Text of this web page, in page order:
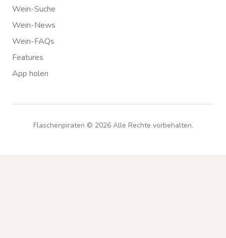
Wein-Suche
Wein-News
Wein-FAQs
Features
App holen
Flaschenpiraten © 2026Alle Rechte vorbehalten.